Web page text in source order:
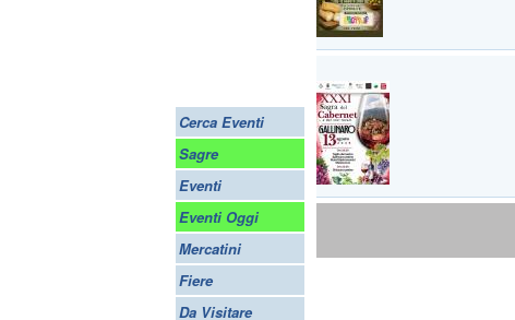
Cerca Eventi
Sagre
Eventi
Eventi Oggi
Mercatini
Fiere
Da Visitare